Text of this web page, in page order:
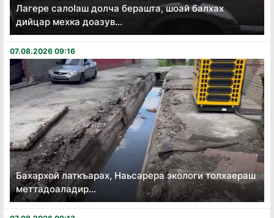
Лагере салоӏаш долча берашта, шоай балхах
дийцар мехка доазув...
07.08.2026 09:16
Бахархой латкъарах, Наьсарера экологи толхаераш
меттадоаладир...